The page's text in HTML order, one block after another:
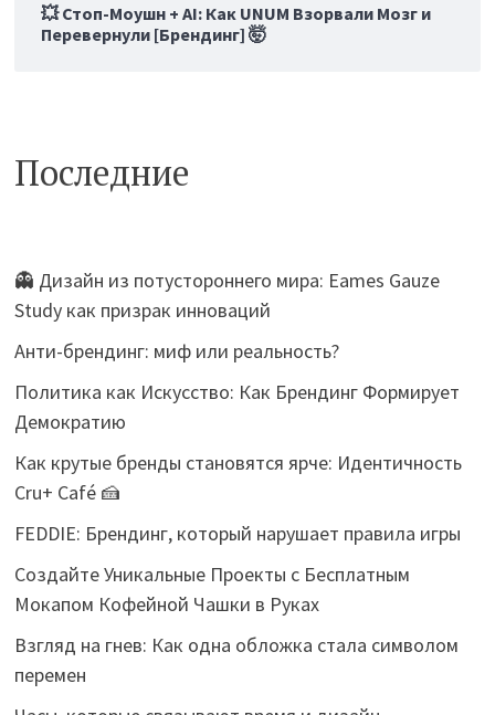
💥 Стоп-Моушн + AI: Как UNUM Взорвали Мозг и
Перевернули [Брендинг] 🤯
Последние
👻 Дизайн из потустороннего мира: Eames Gauze
Study как призрак инноваций
Анти-брендинг: миф или реальность?
Политика как Искусство: Как Брендинг Формирует
Демократию
Как крутые бренды становятся ярче: Идентичность
Cru+ Café 🍰
FEDDIE: Брендинг, который нарушает правила игры
Создайте Уникальные Проекты с Бесплатным
Мокапом Кофейной Чашки в Руках
Взгляд на гнев: Как одна обложка стала символом
перемен